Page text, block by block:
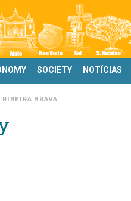
SOCIETY NOTÍCIAS
RIBEIRA BRAVA